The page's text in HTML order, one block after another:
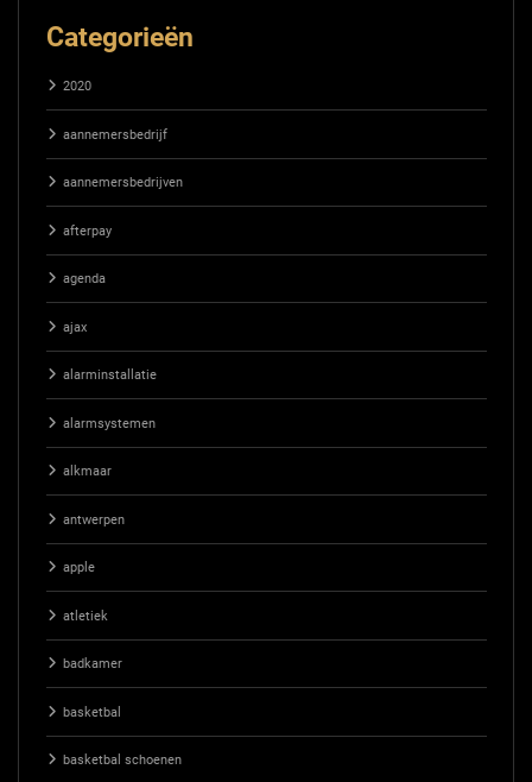
Categorieën
2020
aannemersbedrijf
aannemersbedrijven
afterpay
agenda
ajax
alarminstallatie
alarmsystemen
alkmaar
antwerpen
apple
atletiek
badkamer
basketbal
basketbal schoenen